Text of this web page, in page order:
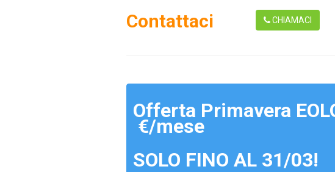
Contattaci CHIAMACI
Offerta Primavera
€/mese
SOLO FINO AL 31/03!